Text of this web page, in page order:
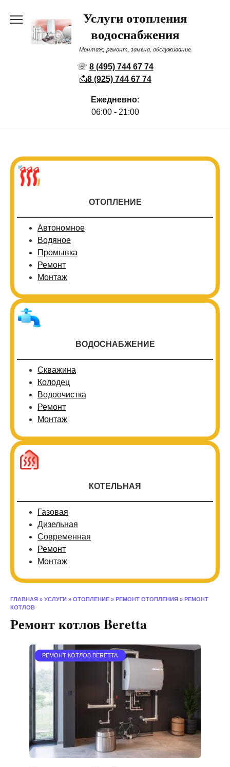
содержанию
Услуги отопления
водоснабжения
Монтаж, ремонт, замена, обслуживание.
☏ 8 (495) 744 67 74
📩8 (925) 744 67 74
Ежедневно:
06:00 - 21:00
ОТОПЛЕНИЕ
Автономное
Водяное
Промывка
Ремонт
Монтаж
ВОДОСНАБЖЕНИЕ
Скважина
Колодец
Водоочистка
Ремонт
Монтаж
КОТЕЛЬНАЯ
Газовая
Дизельная
Современная
Ремонт
Монтаж
ГЛАВНАЯ » УСЛУГИ » ОТОПЛЕНИЕ » РЕМОНТ ОТОПЛЕНИЯ » РЕМОНТ
КОТЛОВ
Ремонт котлов Beretta
РЕМОНТ КОТЛОВ BERETTA